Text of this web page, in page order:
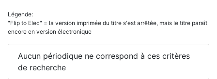
Légende:
"Flip to Elec" = la version imprimée du titre s'est arrêtée, mais le titre paraît
encore en version électronique
Aucun périodique ne correspond à ces critères
de recherche